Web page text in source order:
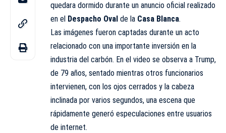
quedara dormido durante un anuncio oficial realizado
en el Despacho Oval de la Casa Blanca.
Las imágenes fueron captadas durante un acto
relacionado con una importante inversión en la
industria del carbón. En el video se observa a Trump,
de 79 años, sentado mientras otros funcionarios
intervienen, con los ojos cerrados y la cabeza
inclinada por varios segundos, una escena que
rápidamente generó especulaciones entre usuarios
de internet.